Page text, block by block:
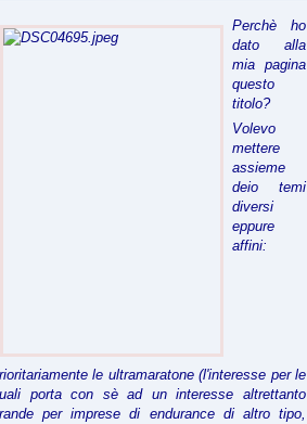
Perchè ho
dato alla
mia pagina
questo
titolo?
Volevo
mettere
assieme
deio temi
diversi
eppure
affini:
le ultramaratone (l'interesse per le
porta con sè ad un interesse altrettanto
per imprese di endurance di altro tipo,